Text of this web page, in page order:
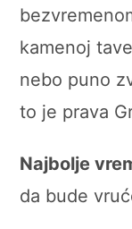
kamenoj
nebo puno
to je prava
Najbolje
da bude